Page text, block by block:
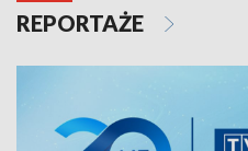
REPORTAŻE